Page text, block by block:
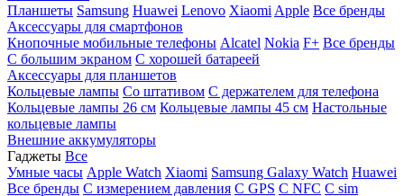
Планшеты Samsung Huawei Lenovo Xiaomi Apple Все бренды
Аксессуары для смартфонов
Кнопочные мобильные телефоны Alcatel Nokia F+ Все бренды
С большим экраном С хорошей батареей
Аксессуары для планшетов
Кольцевые лампы Со штативом C держателем для телефона
Кольцевые лампы 26 см Кольцевые лампы 45 см Настольные
кольцевые лампы
Внешние аккумуляторы
Гаджеты Все
Умные часы Apple Watch Xiaomi Samsung Galaxy Watch Huawei
Все бренды C измерением давления C GPS C NFC C sim